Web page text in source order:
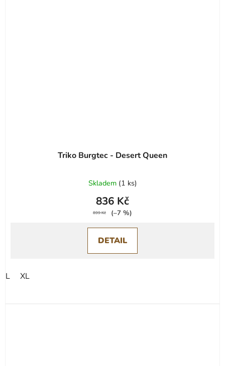
Triko Burgtec - Desert Queen
Skladem (1 ks)
836 Kč
899 Kč (–7 %)
DETAIL
L XL